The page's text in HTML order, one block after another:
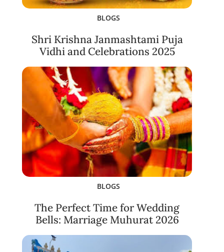
BLOGS
Shri Krishna Janmashtami Puja
Vidhi and Celebrations 2025
BLOGS
The Perfect Time for Wedding
Bells: Marriage Muhurat 2026